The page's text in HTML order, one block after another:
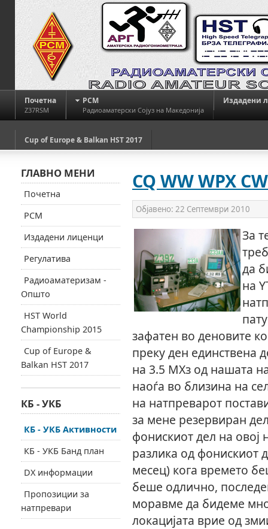
Почетна
Z37RSM
РСМ
Радиоаматерски Сојуз на Македонија
Издадени
Cup of Europe & Balkan HST 2017
CQ WW WPX
Објавено: 22 Септември 2010
За
да
на
зафатен во деновите
преку ден единствена
на 3.5 МХз од нашата
наоѓа во близина на
на натпреварот
за мене резервиран
фонискиот дел на
разлика од фонискиот
месец) кога времето
беше одлично,
моравме да бидеме
локацијата врие од
ГЛАВНО МЕНИ
Почетна
РСМ
Издадени лиценци
Регулатива
Радиоаматеризам -
Општо
HST World
Championship 2015
Cup of Europe &
Balkan HST 2017
КБ - УКБ
КБ - УКБ Активности
КБ - УКБ Банд план
DX информации
Пропозиции за
натпревари